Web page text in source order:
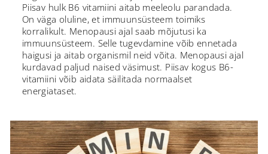
Piisav hulk B6 vitamiini aitab meeleolu parandada.
On väga oluline, et immuunsüsteem toimiks
korralikult. Menopausi ajal saab mõjutusi ka
immuunsüsteem. Selle tugevdamine võib ennetada
haigusi ja aitab organismil neid võita. Menopausi ajal
kurdavad paljud naised väsimust. Piisav kogus B6-
vitamiini võib aidata säilitada normaalset
energiataset.